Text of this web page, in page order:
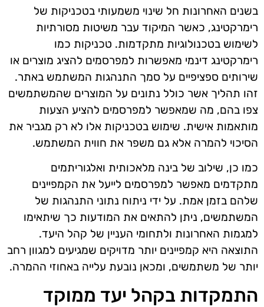
בשנים האחרונות חל שינוי משמעותי בטכניקות של
רימרקטינג, כאשר המיקוד עבר משיטות מסורתיות
לשימוש בטכנולוגיות מתקדמות. טכניקות כמו
רימרקטינג דינמי מאפשרות למפרסמים להציג מוצרים או
שירותים ספציפיים על סמך התנהגות המשתמש באתר.
זהו תהליך אשר כולל נתונים על המוצרים שהמשתמשים
צפו בהם, מה שמאפשר למפרסמים להציע הצעות
מותאמות אישית. שימוש בטכניקות אלו לא רק מגביר את
הסיכוי להמרה אלא גם משפר את חווית המשתמש.
כמו כן, שילוב של בינה מלאכותית ואלגוריתמים
מתקדמים מאפשר למפרסמים לייעל את הקמפיינים
שלהם בזמן אמת. על ידי ניתוח נתוני התנהגות של
המשתמשים, ניתן להתאים את המודעות כך שיתאימו
למגמות האחרונות ולתחומי העניין של קהל היעד.
התוצאה היא קמפיינים יותר מדויקים שמגיעים למגוון רחב
יותר של משתמשים, ומכאן נובעת עלייה באחוזי ההמרה.
התמקדות בקהל יעד ממוקד